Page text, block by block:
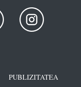
PUBLIZITATEA